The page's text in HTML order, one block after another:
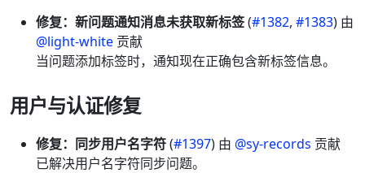
修复：新问题通知消息未获取新标签(#1382, #1383) 由
@light-white 贡献
当问题添加标签时，通知现在正确包含新标签信息。
用户与认证修复
修复：同步用户名字符(#1397) 由 @sy-records 贡献
已解决用户名字符同步问题。